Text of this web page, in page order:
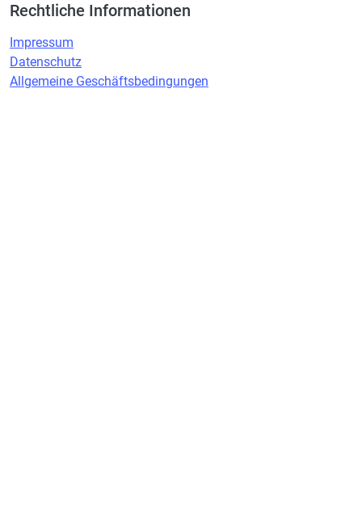
Rechtliche Informationen
Impressum
Datenschutz
Allgemeine Geschäftsbedingungen